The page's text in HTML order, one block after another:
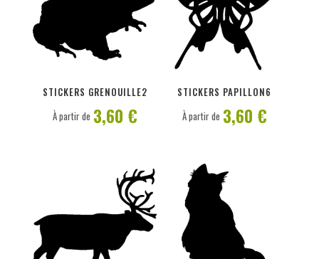
STICKERS GRENOUILLE2
À partir de 3,60 €
STICKERS PAPILLON6
À partir de 3,60 €